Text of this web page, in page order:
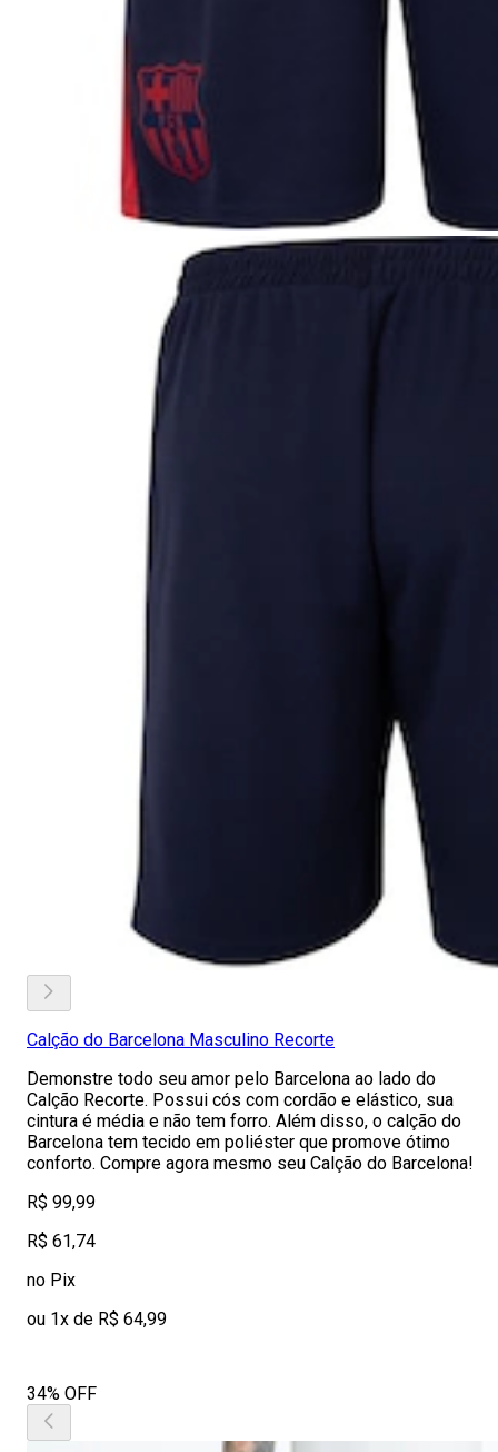
Calção do Barcelona Masculino Recorte
Demonstre todo seu amor pelo Barcelona ao lado do
Calção Recorte. Possui cós com cordão e elástico, sua
cintura é média e não tem forro. Além disso, o calção do
Barcelona tem tecido em poliéster que promove ótimo
conforto. Compre agora mesmo seu Calção do Barcelona!
R$ 99,99
R$ 61,74
no Pix
ou 1x de R$ 64,99
34% OFF